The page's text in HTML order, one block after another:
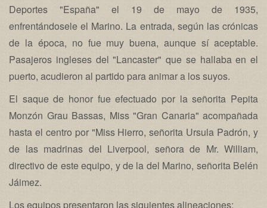
Deportes "España" el 19 de mayo de 1935,
enfrentándosele el Marino. La entrada, según las crónicas
de la época, no fue muy buena, aunque sí aceptable.
Pasajeros ingleses del "Lancaster" que se hallaba en el
puerto, acudieron al partido para animar a los suyos.
El saque de honor fue efectuado por la señorita Pepita
Monzón Grau Bassas, Miss "Gran Canaria" acompañada
hasta el centro por "Miss Hierro, señorita Ursula Padrón, y
de las madrinas del Liverpool, señora de Mr. William,
directivo de este equipo, y de la del Marino, señorita Belén
Jáimez.
Los equipos presentaron las siguientes alineaciones: